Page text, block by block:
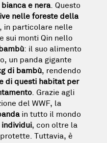
e nera. Questo
nelle foreste della
in particolare nelle
sui monti Qin nello
: il suo alimento
un panda gigante
di bambù, rendendo
di questi habitat per
. Grazie agli
del WWF, la
in tutto il mondo
individui, con oltre la
Tuttavia, è